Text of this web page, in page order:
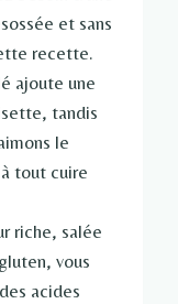
et sans
recette.
ajoute une
tandis
le
tout cuire
riche, salée
vous
acides